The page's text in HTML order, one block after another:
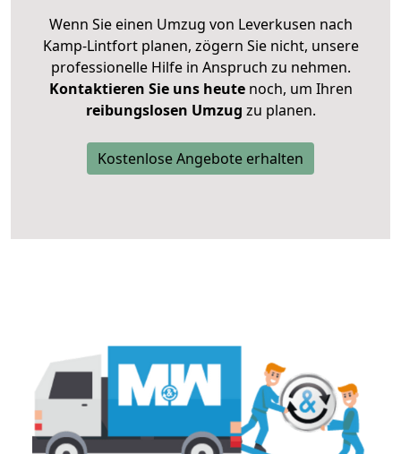
Wenn Sie einen Umzug von Leverkusen nach
Kamp-Lintfort planen, zögern Sie nicht, unsere
professionelle Hilfe in Anspruch zu nehmen.
Kontaktieren Sie uns heutenoch, um Ihren
reibungslosen Umzug zu planen.
Kostenlose Angebote erhalten